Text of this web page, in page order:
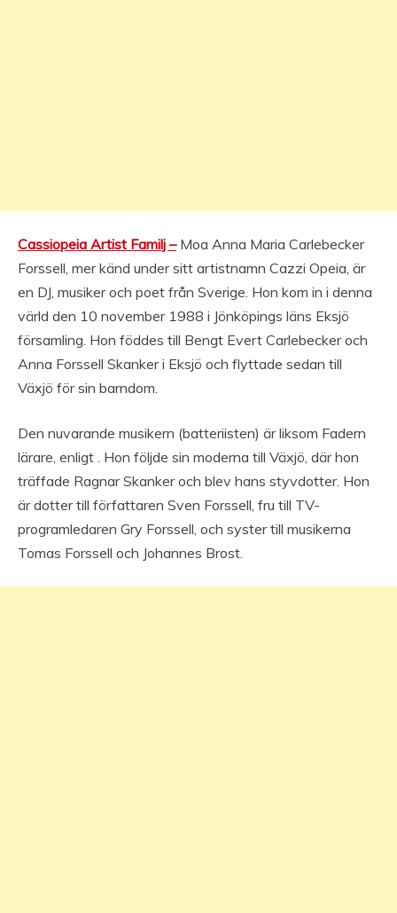
Cassiopeia Artist Familj –Moa Anna Maria Carlebecker
Forssell, mer känd under sitt artistnamn Cazzi Opeia, är
en DJ, musiker och poet från Sverige. Hon kom in i denna
värld den 10 november 1988 i Jönköpings läns Eksjö
församling. Hon föddes till Bengt Evert Carlebecker och
Anna Forssell Skanker i Eksjö och flyttade sedan till
Växjö för sin barndom.
Den nuvarande musikern (batteriisten) är liksom Fadern
lärare, enligt . Hon följde sin moderna till Växjö, där hon
träffade Ragnar Skanker och blev hans styvdotter. Hon
är dotter till författaren Sven Forssell, fru till TV-
programledaren Gry Forssell, och syster till musikerna
Tomas Forssell och Johannes Brost.